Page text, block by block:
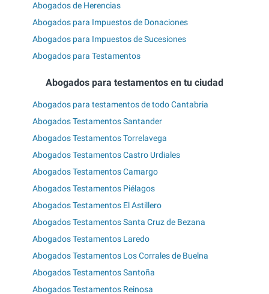
Abogados de Herencias
Abogados para Impuestos de Donaciones
Abogados para Impuestos de Sucesiones
Abogados para Testamentos
Abogados para testamentos en tu ciudad
Abogados para testamentos de todo Cantabria
Abogados Testamentos Santander
Abogados Testamentos Torrelavega
Abogados Testamentos Castro Urdiales
Abogados Testamentos Camargo
Abogados Testamentos Piélagos
Abogados Testamentos El Astillero
Abogados Testamentos Santa Cruz de Bezana
Abogados Testamentos Laredo
Abogados Testamentos Los Corrales de Buelna
Abogados Testamentos Santoña
Abogados Testamentos Reinosa